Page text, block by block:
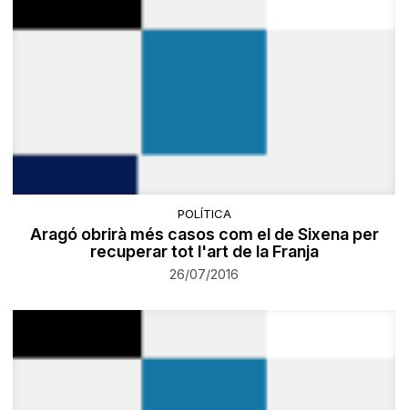
POLÍTICA
Aragó obrirà més casos com el de Sixena per
recuperar tot l'art de la Franja
26/07/2016